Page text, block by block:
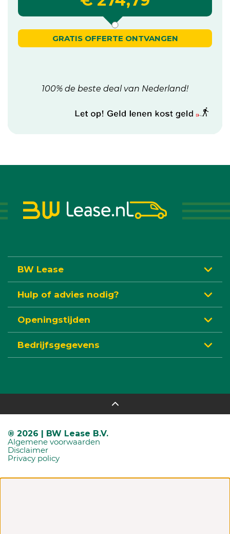
GRATIS OFFERTE ONTVANGEN
100% de beste deal van Nederland!
BW Lease
Hulp of advies nodig?
Openingstijden
Bedrijfsgegevens
® 2026 | BW Lease B.V.
Algemene voorwaarden
Disclaimer
Privacy policy